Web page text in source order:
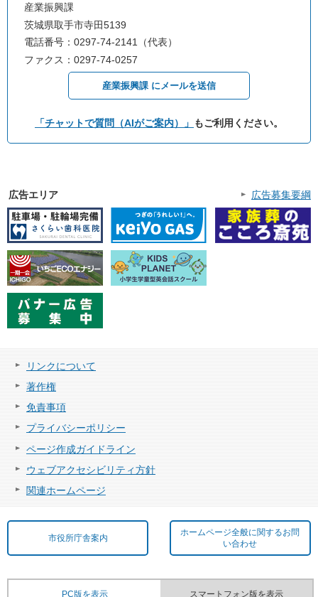
産業振興課
茨城県取手市寺田5139
電話番号：0297-74-2141（代表）
ファクス：0297-74-0257
産業振興課 にメールを送信
「チャットで質問（AIがご案内）」 もご利用ください。
広告エリア 広告募集要綱
リンクについて
著作権
免責事項
プライバシーポリシー
ページ作成ガイドライン
ウェブアクセシビリティ方針
関連ホームページ
市役所庁舎案内
ホームページ全般に関するお問
い合わせ
PC版を表示 スマートフォン版を表示